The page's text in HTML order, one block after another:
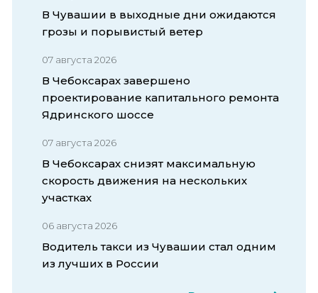
В Чувашии в выходные дни ожидаются
грозы и порывистый ветер
07 августа 2026
В Чебоксарах завершено
проектирование капитального ремонта
Ядринского шоссе
07 августа 2026
В Чебоксарах снизят максимальную
скорость движения на нескольких
участках
06 августа 2026
Водитель такси из Чувашии стал одним
из лучших в России